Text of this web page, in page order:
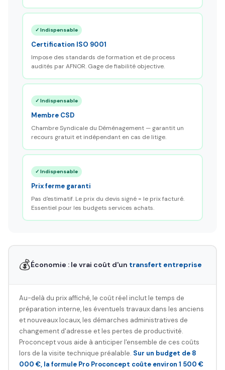
✓ Indispensable
Certification ISO 9001
Impose des standards de formation et de process
audités par AFNOR. Gage de fiabilité objective.
✓ Indispensable
Membre CSD
Chambre Syndicale du Déménagement — garantit un
recours gratuit et indépendant en cas de litige.
✓ Indispensable
Prix ferme garanti
Pas d'estimatif. Le prix du devis signé = le prix facturé.
Essentiel pour les budgets services achats.
💰Économie : le vrai coût d'un transfert entreprise
Au-delà du prix affiché, le coût réel inclut le temps de
préparation interne, les éventuels travaux dans les anciens
et nouveaux locaux, les démarches administratives de
changement d'adresse et les pertes de productivité.
Proconcept vous aide à anticiper l'ensemble de ces coûts
lors de la visite technique préalable. Sur un budget de 8
000 €, la formule Pro Proconcept coûte environ 1 500 €